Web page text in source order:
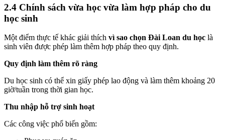
2.4 Chính sách vừa học vừa làm hợp pháp cho du
học sinh
Một điểm thực tế khác giải thích vì sao chọn Đài Loan du học là
sinh viên được phép làm thêm hợp pháp theo quy định.
Quy định làm thêm rõ ràng
Du học sinh có thể xin giấy phép lao động và làm thêm khoảng 20
giờ/tuần trong thời gian học.
Thu nhập hỗ trợ sinh hoạt
Các công việc phổ biến gồm: